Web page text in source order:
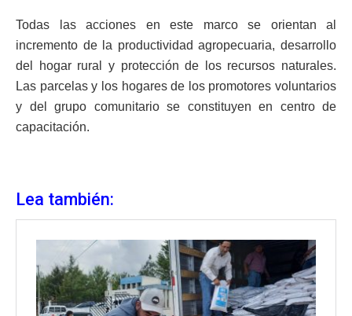
Todas las acciones en este marco se orientan al
incremento de la productividad agropecuaria, desarrollo
del hogar rural y protección de los recursos naturales.
Las parcelas y los hogares de los promotores voluntarios
y del grupo comunitario se constituyen en centro de
capacitación.
Lea también: